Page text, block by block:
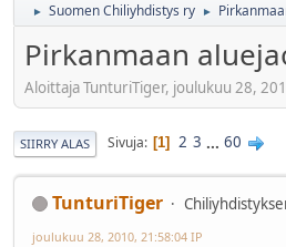
► Suomen Chiliyhdistys ry ►
Pirkanmaan
Aloittaja TunturiTiger, joulukuu 28,
SIIRRY ALAS Sivuja 1 2 3 ... 60
TunturiTiger
joulukuu 28, 2010, 21:58:04 IP